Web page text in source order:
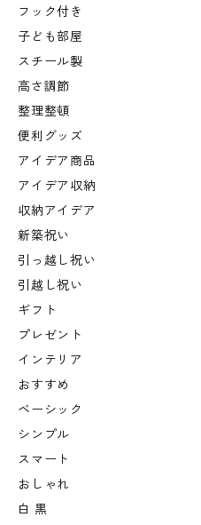
フック付き
子ども部屋
スチール製
高さ調節
整理整頓
便利グッズ
アイデア商品
アイデア収納
収納アイデア
新築祝い
引っ越し祝い
引越し祝い
ギフト
プレゼント
インテリア
おすすめ
ベーシック
シンプル
スマート
おしゃれ
白 黒